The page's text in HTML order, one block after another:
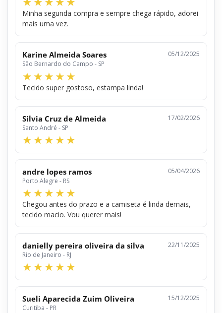
Minha segunda compra e sempre chega rápido, adorei
mais uma vez.
Karine Almeida Soares
São Bernardo do Campo - SP
05/12/2025
Tecido super gostoso, estampa linda!
Silvia Cruz de Almeida
Santo André - SP
17/02/2026
andre lopes ramos
Porto Alegre - RS
05/04/2026
Chegou antes do prazo e a camiseta é linda demais,
tecido macio. Vou querer mais!
danielly pereira oliveira da silva
Rio de Janeiro - RJ
22/11/2025
Sueli Aparecida Zuim Oliveira
Curitiba - PR
15/12/2025